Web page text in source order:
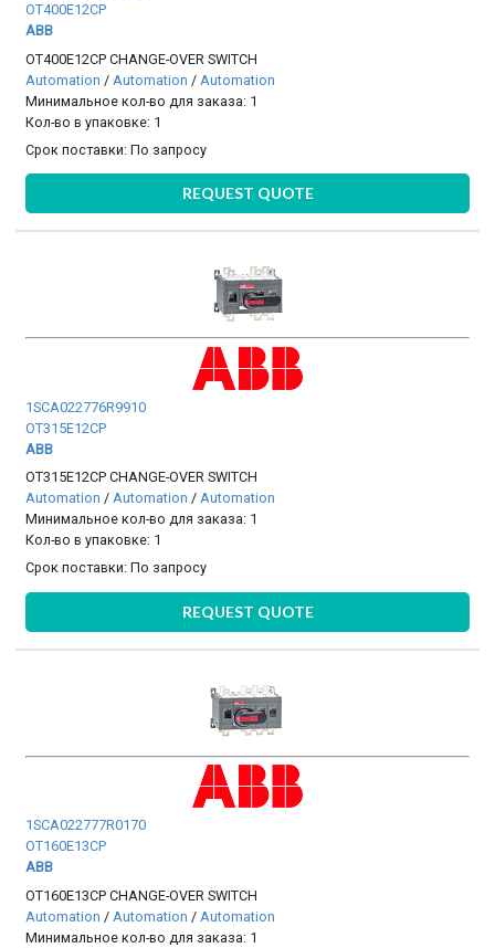
OT400E12CP
ABB
OT400E12CP CHANGE-OVER SWITCH
Automation / Automation / Automation
Минимальное кол-во для заказа: 1
Кол-во в упаковке: 1
Срок поставки:По запросу
REQUEST QUOTE
1SCA022776R9910
OT315E12CP
ABB
OT315E12CP CHANGE-OVER SWITCH
Automation /Automation /Automation
Минимальное кол-во для заказа: 1
Кол-во в упаковке: 1
Срок поставки:По запросу
REQUEST QUOTE
1SCA022777R0170
OT160E13CP
ABB
OT160E13CP CHANGE-OVER SWITCH
Automation / Automation / Automation
Минимальное кол-во для заказа: 1